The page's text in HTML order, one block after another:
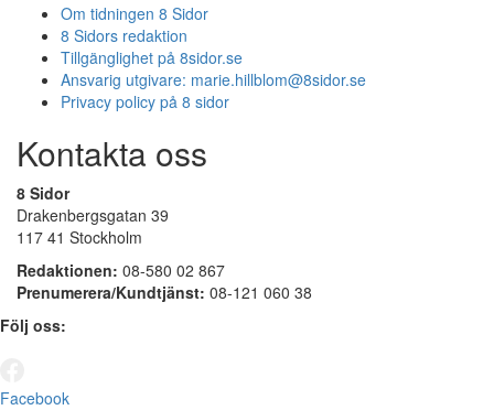
Om tidningen 8 Sidor
8 Sidors redaktion
Tillgänglighet på 8sidor.se
Ansvarig utgivare: marie.hillblom@8sidor.se
Privacy policy på 8 sidor
Kontakta oss
8 Sidor
Drakenbergsgatan 39
117 41 Stockholm
Redaktionen: 08-580 02 867
Prenumerera/Kundtjänst: 08-121 060 38
Följ oss:
Facebook